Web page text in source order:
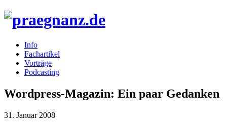
Info
Fachartikel
Vorträge
Podcasting
Wordpress-Magazin: Ein paar Gedanken
31. Januar 2008